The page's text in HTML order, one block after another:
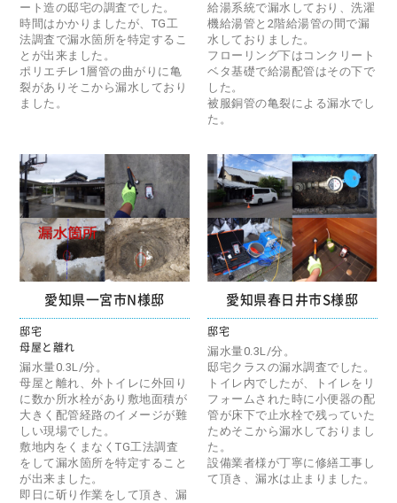
ート造の邸宅の調査でした。
時間はかかりましたが、TG工
法調査で漏水箇所を特定するこ
とが出来ました。
ポリエチレ1層管の曲がりに亀
裂がありそこから漏水しており
ました。
給湯系統で漏水しており、洗濯
機給湯管と2階給湯管の間で漏
水しておりました。
フローリング下はコンクリート
ベタ基礎で給湯配管はその下で
した。
被服銅管の亀裂による漏水でし
た。
愛知県一宮市N様邸
邸宅
母屋と離れ
漏水量0.3L/分。
母屋と離れ、外トイレに外回り
に数か所水栓があり敷地面積が
大きく配管経路のイメージが難
しい現場でした。
敷地内をくまなくTG工法調査
をして漏水箇所を特定すること
が出来ました。
即日に斫り作業をして頂き、漏
愛知県春日井市S様邸
邸宅
漏水量0.3L/分。
邸宅クラスの漏水調査でした。
トイレ内でしたが、トイレをリ
フォームされた時に小便器の配
管が床下で止水栓で残っていた
ためそこから漏水しておりまし
た。
設備業者様が丁寧に修繕工事し
て頂き、漏水は止まりました。